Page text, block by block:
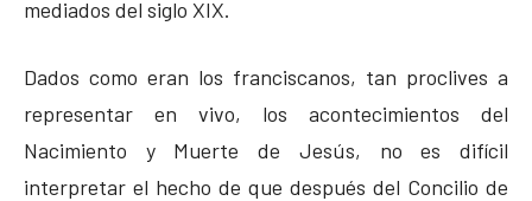
mediados del siglo XIX.
Dados como eran los franciscanos, tan proclives a
representar en vivo, los acontecimientos del
Nacimiento y Muerte de Jesús, no es difícil
interpretar el hecho de que después del Concilio de